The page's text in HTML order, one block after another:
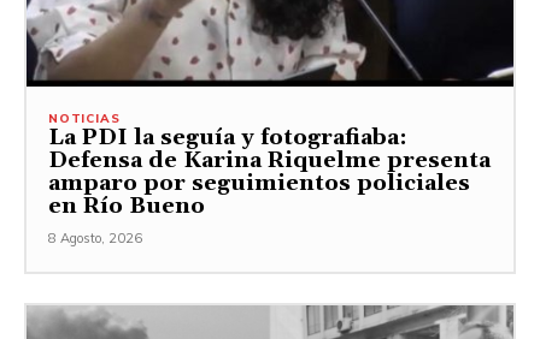
NOTICIAS
La PDI la seguía y fotografiaba:
Defensa de Karina Riquelme presenta
amparo por seguimientos policiales
en Río Bueno
8 Agosto, 2026